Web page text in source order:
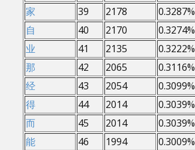
家
39 2178 0.3287%
自
40 2170 0.3274%
业
41 2135 0.3222%
那
42 2065 0.3116%
经
43 2054 0.3099%
得
44 2014 0.3039%
而
45 2014 0.3039%
能
46 1994 0.3009%